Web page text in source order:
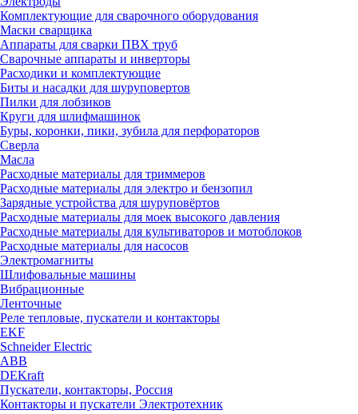
Комплектующие для сварочного оборудования
Маски сварщика
Аппараты для сварки ПВХ труб
Сварочные аппараты и инверторы
Расходики и комплектующие
Биты и насадки для шуруповертов
Пилки для лобзиков
Круги для шлифмашинок
Буры, коронки, пики, зубила для перфораторов
Сверла
Масла
Расходные материалы для триммеров
Расходные материалы для электро и бензопил
Зарядные устройства для шуруповёртов
Расходные материалы для моек высокого давления
Расходные материалы для культиваторов и мотоблоков
Расходные материалы для насосов
Электромагниты
Шлифовальные машины
Вибрационные
Ленточные
Реле тепловые, пускатели и контакторы
EKF
Schneider Electric
ABB
DEKraft
Пускатели, контакторы, Россия
Контакторы и пускатели Электротехник